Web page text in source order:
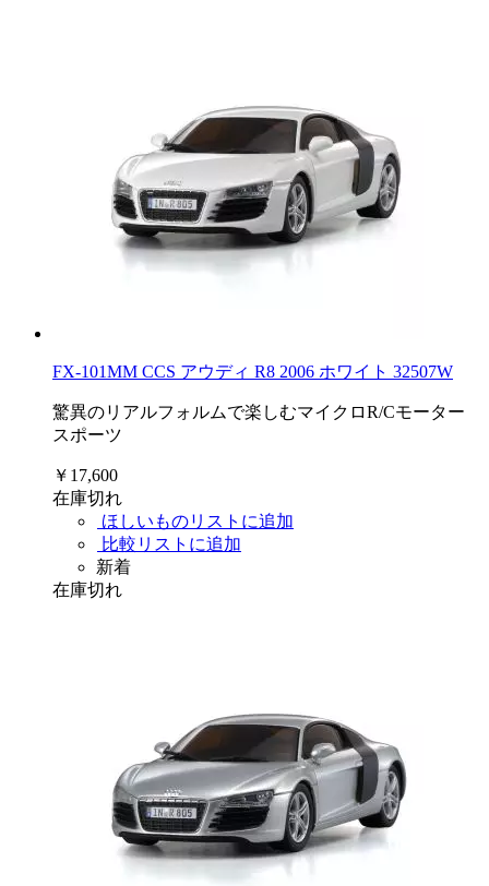
FX-101MM CCS アウディ R8 2006 ホワイト 32507W
驚異のリアルフォルムで楽しむマイクロR/Cモーター
スポーツ
￥17,600
在庫切れ
ほしいものリストに追加
比較リストに追加
新着
在庫切れ